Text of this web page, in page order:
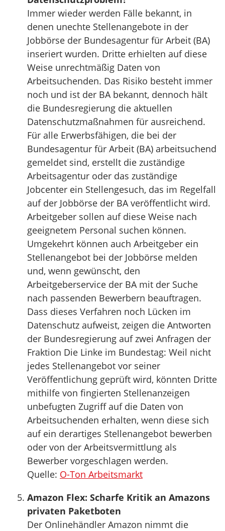
Immer wieder werden Fälle bekannt, in
denen unechte Stellenangebote in der
Jobbörse der Bundesagentur für Arbeit (BA)
inseriert wurden. Dritte erhielten auf diese
Weise unrechtmäßig Daten von
Arbeitsuchenden. Das Risiko besteht immer
noch und ist der BA bekannt, dennoch hält
die Bundesregierung die aktuellen
Datenschutzmaßnahmen für ausreichend.
Für alle Erwerbsfähigen, die bei der
Bundesagentur für Arbeit (BA) arbeitsuchend
gemeldet sind, erstellt die zuständige
Arbeitsagentur oder das zuständige
Jobcenter ein Stellengesuch, das im Regelfall
auf der Jobbörse der BA veröffentlicht wird.
Arbeitgeber sollen auf diese Weise nach
geeignetem Personal suchen können.
Umgekehrt können auch Arbeitgeber ein
Stellenangebot bei der Jobbörse melden
und, wenn gewünscht, den
Arbeitgeberservice der BA mit der Suche
nach passenden Bewerbern beauftragen.
Dass dieses Verfahren noch Lücken im
Datenschutz aufweist, zeigen die Antworten
der Bundesregierung auf zwei Anfragen der
Fraktion Die Linke im Bundestag: Weil nicht
jedes Stellenangebot vor seiner
Veröffentlichung geprüft wird, könnten Dritte
mithilfe von fingierten Stellenanzeigen
unbefugten Zugriff auf die Daten von
Arbeitsuchenden erhalten, wenn diese sich
auf ein derartiges Stellenangebot bewerben
oder von der Arbeitsvermittlung als
Bewerber vorgeschlagen werden.
Quelle: O-Ton Arbeitsmarkt
Amazon Flex: Scharfe Kritik an Amazons
privaten Paketboten
Der Onlinehändler Amazon nimmt die